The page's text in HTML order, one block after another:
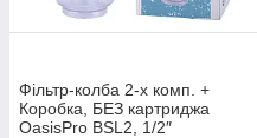
Фільтр-колба 2-х комп. +
Коробка, БЕЗ картриджа
OasisPro BSL2, 1/2″